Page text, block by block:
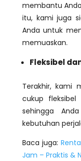
membantu
itu, kami juga
Anda untuk
memuaskan.
Fleksibel
Terakhir, kami
cukup fleksibel
sehingga
kebutuhan
Baca juga:
Jam – Praktis &